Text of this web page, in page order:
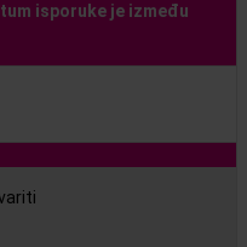
isporuke je između